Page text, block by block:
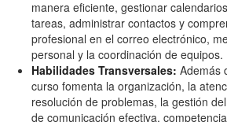
manera eficiente, gestionar
tareas, administrar contactos y
profesional en el correo electrónico,
personal y la coordinación de equipos.
Habilidades Transversales: Además
curso fomenta la organización, la
resolución de problemas, la gestión
de comunicación efectiva,